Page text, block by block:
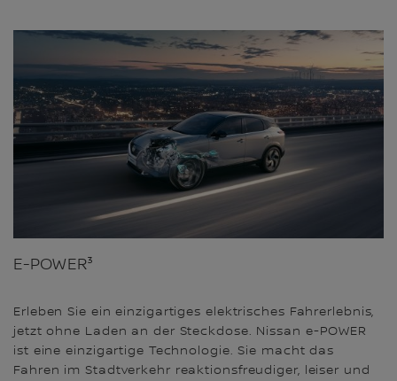
E-POWER³
Erleben Sie ein einzigartiges elektrisches Fahrerlebnis,
jetzt ohne Laden an der Steckdose. Nissan e-POWER
ist eine einzigartige Technologie. Sie macht das
Fahren im Stadtverkehr reaktionsfreudiger, leiser und